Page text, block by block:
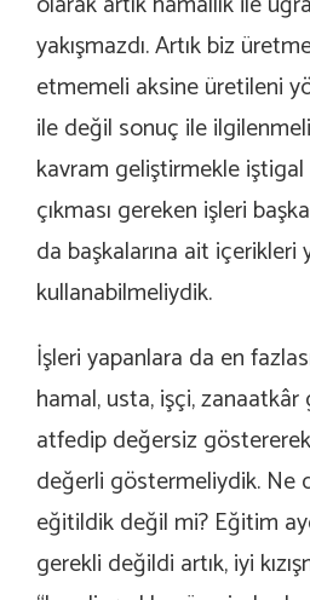
yakışmazdı. Artık biz
etmemeli aksine üretileni
ile değil sonuç ile
kavram geliştirmekle
çıkması gereken işleri
da başkalarına ait
kullanabilmeliydik.
İşleri yapanlara da en
hamal, usta, işçi,
atfedip değersiz göstererek
değerli göstermeliydik. Ne
eğitildik değil mi? Eğitim
gerekli değildi artık, iyi